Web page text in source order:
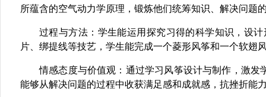
所蕴含的空气动力学原理，锻炼他们统筹知识、解决问题
过程与方法：学生能运用探究习得的科学知识，设
片、绑提线等技艺，学生能完成一个菱形风筝和一个软翅
情感态度与价值观：通过学习风筝设计与制作，激
能够从解决问题的过程中收获满足感和成就感，抗挫折能